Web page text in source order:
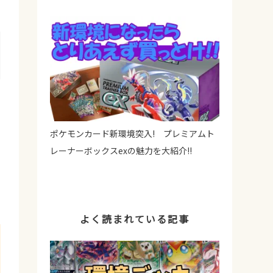
ポケモンカード新環境突入! プレミアムト
レーナーボックスexの魅力を大紹介!!
よく読まれている記事